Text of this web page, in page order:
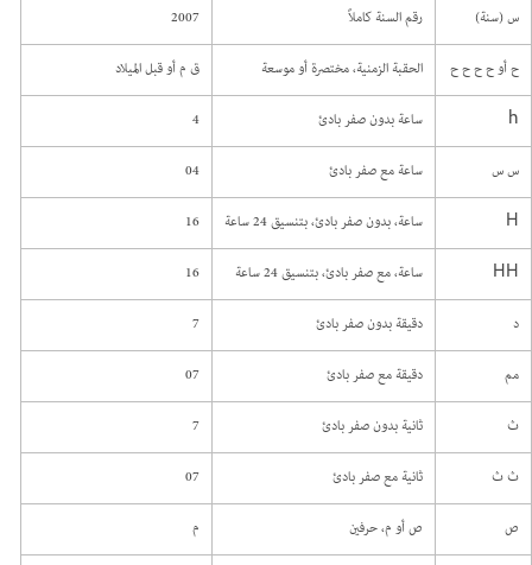
س (سنة) رقم السنة كاملاً
2007
ح أو ح ح ح ح
الحقبة الزمنية، مختصرة أو موسعة
ق م أو قبل الميلاد
h
ساعة بدون صفر بادئ
4
س س
ساعة مع صفر بادئ
04
H
ساعة، بدون صفر بادئ، بتنسيق 24 ساعة
16
HH
ساعة، مع صفر بادئ، بتنسيق 24 ساعة
16
د
دقيقة بدون صفر بادئ
7
مم
دقيقة مع صفر بادئ
07
ث
ثانية بدون صفر بادئ
7
ث ث
ثانية مع صفر بادئ
07
ص
ص أو م، حرفين
م